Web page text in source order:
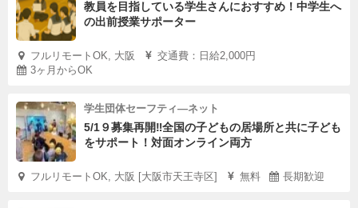
教員を目指している学生さんにおすすめ！中学生へ
の出前授業サポーター
フルリモートOK, 大阪
交通費：日給2,000円
3ヶ月からOK
学生団体セーフティ―ネット
5/1９募集再開‼全国の子どもの居場所と共に子ども
をサポート！対面オンライン両方
フルリモートOK, 大阪 [大阪市天王寺区] 無料 長期歓迎